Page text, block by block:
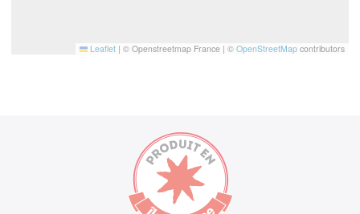
Leaflet | © Openstreetmap France | © OpenStreetMap contributors